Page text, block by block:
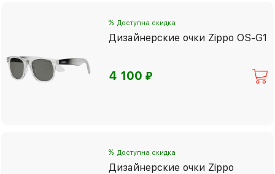
% Доступна скидка
Дизайнерские очки Zippo OS-G1
4 100⃏
% Доступна скидка
Дизайнерские очки Zippo